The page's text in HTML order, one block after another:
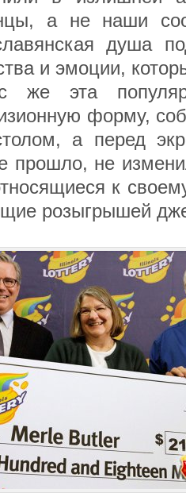
а не наши
душа
и эмоции,
же эта
форму,
а перед
прошло, не
к
розыгрышей